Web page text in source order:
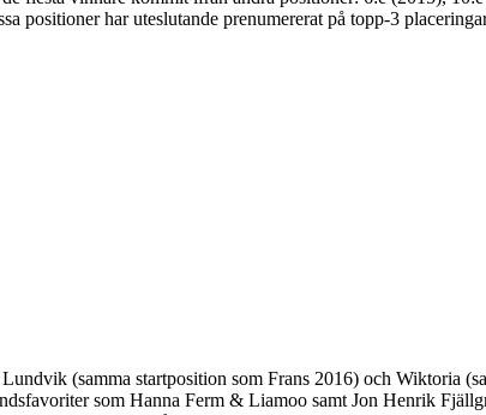
positioner har uteslutande prenumererat på topp-3
(samma startposition som Frans 2016) och Wiktoria
som Hanna Ferm & Liamoo samt Jon Henrik